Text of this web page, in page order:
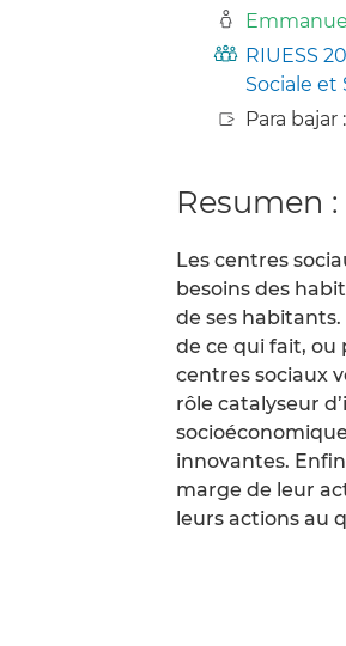
RIUESS
Sociale et
Para bajar :
Resumen :
Les centres
besoins des
de ses
de ce qui fait, ou
centres sociaux
rôle catalyseur
innovantes.
marge de leur
leurs actions au